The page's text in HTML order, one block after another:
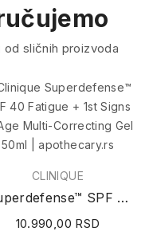
sličnih proizvoda
CLINIQUE
Superdefense™ SPF 40 Fatigue + 1st Signs of Age...
10.990,00 RSD